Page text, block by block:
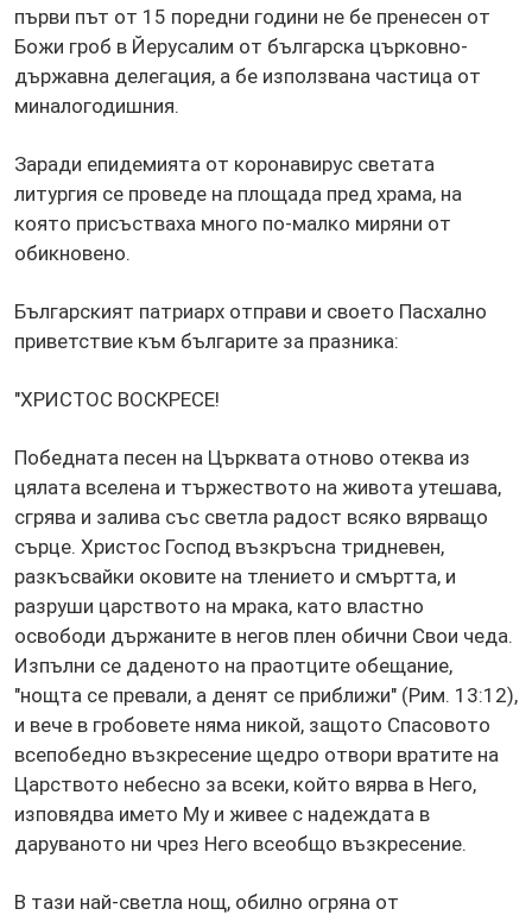
първи път от 15 поредни години не бе пренесен от
Божи гроб в Йерусалим от българска църковно-
държавна делегация, а бе използвана частица от
миналогодишния.
Заради епидемията от коронавирус светата
литургия се проведе на площада пред храма, на
която присъстваха много по-малко миряни от
обикновено.
Българският патриарх отправи и своето Пасхално
приветствие към българите за празника:
"ХРИСТОС ВОСКРЕСЕ!
Победната песен на Църквата отново отеква из
цялата вселена и тържеството на живота утешава,
сгрява и залива със светла радост всяко вярващо
сърце. Христос Господ възкръсна тридневен,
разкъсвайки оковите на тлението и смъртта, и
разруши царството на мрака, като властно
освободи държаните в негов плен обични Свои чеда.
Изпълни се даденото на праотците обещание,
"нощта се прeвали, а денят се приближи" (Рим. 13:12),
и вече в гробовете няма никой, защото Спасовото
всепобедно възкресение щедро отвори вратите на
Царството небесно за всеки, който вярва в Него,
изповядва името Му и живее с надеждата в
даруваното ни чрез Него всеобщо възкресение.
В тази най-светла нощ, обилно огряна от